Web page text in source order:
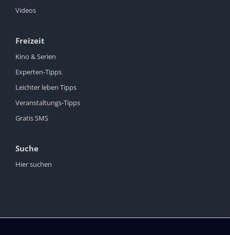
Videos
Freizeit
Kino & Serien
Experten-Tipps
Leichter leben Tipps
Veranstaltungs-Tipps
Gratis SMS
Suche
Hier suchen